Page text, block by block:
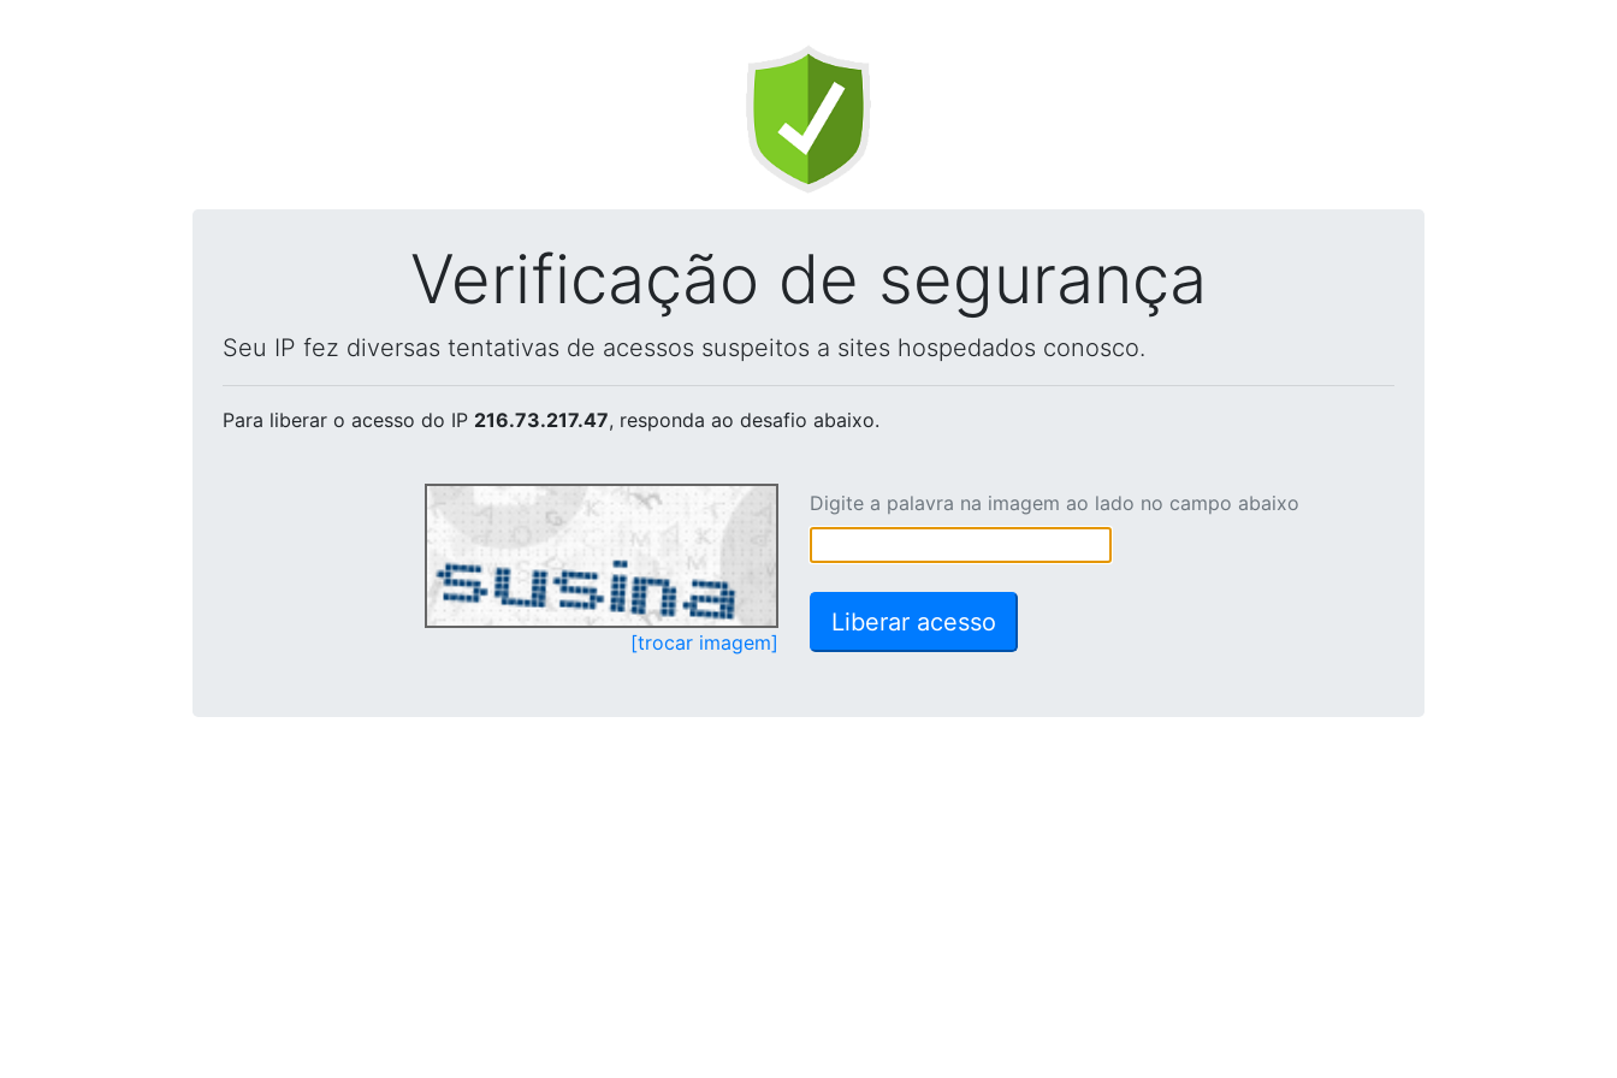
Verificação de segurança
Seu IP fez diversas tentativas de acessos suspeitos a sites hospedados conosco.
Para liberar o acesso do IP 216.73.217.47, responda ao desafio abaixo.
[trocar imagem]
Digite a palavra na imagem ao lado no campo abaixo